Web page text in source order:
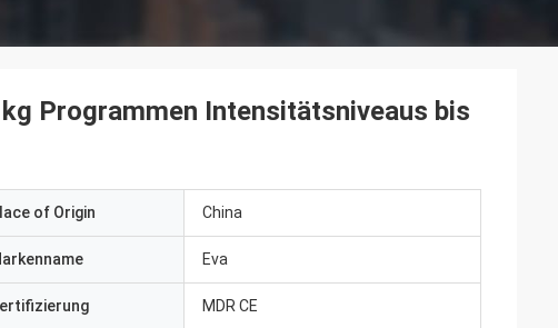
Programmen Intensitätsniveaus bis
of Origin China
Eva
MDR CE